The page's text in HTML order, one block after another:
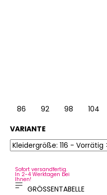
86 92 98 104
VARIANTE
Sofort versandfertig.
In 2-4 Werktagen bei
Ihnen!
GRÖSSENTABELLE